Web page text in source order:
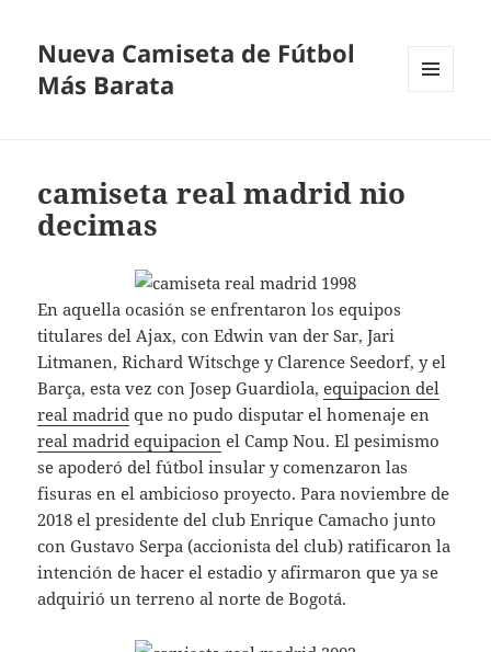
Nueva Camiseta de Fútbol
Más Barata
camiseta real madrid nio
decimas
En aquella ocasión se enfrentaron los equipos
titulares del Ajax, con Edwin van der Sar, Jari
Litmanen, Richard Witschge y Clarence Seedorf, y el
Barça, esta vez con Josep Guardiola,equipacion del
real madrid que no pudo disputar el homenaje en
real madrid equipacion el Camp Nou. El pesimismo
se apoderó del fútbol insular y comenzaron las
fisuras en el ambicioso proyecto. Para noviembre de
2018 el presidente del club Enrique Camacho junto
con Gustavo Serpa (accionista del club) ratificaron la
intención de hacer el estadio y afirmaron que ya se
adquirió un terreno al norte de Bogotá.